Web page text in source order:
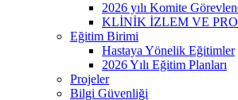
2026 yılı Komite
KLİNİK İZLEM VE
Eğitim Birimi
Hastaya Yönelik Eğitimler
2026 Yılı Eğitim Planları
Projeler
Bilgi Güvenliği